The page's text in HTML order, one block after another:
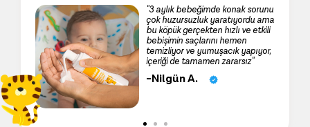
"3 aylık bebeğimde konak sorunu
çok huzursuzluk yaratıyordu ama
bu köpük gerçekten hızlı ve etkili
bebişimin saçlarını hemen
temizliyor ve yumuşacık yapıyor,
içeriği de tamamen zararsız"
-Nilgün A.